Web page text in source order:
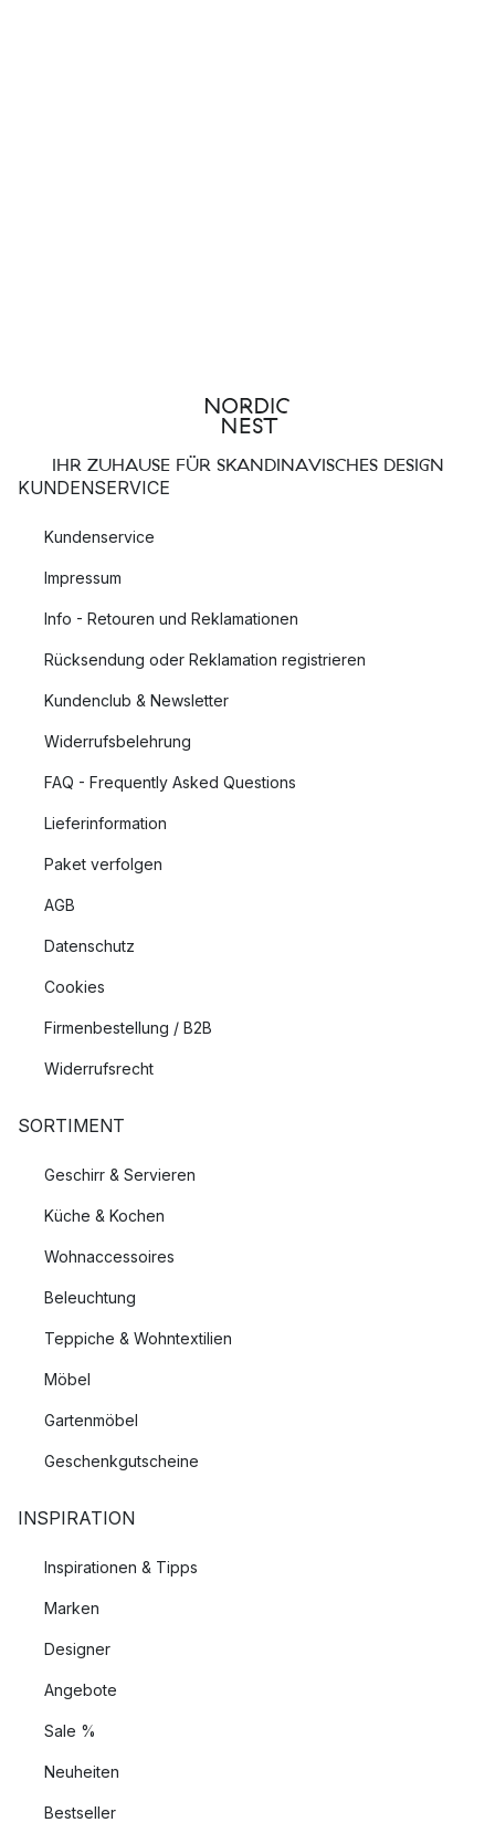
IHR ZUHAUSE FÜR SKANDINAVISCHES DESIGN
KUNDENSERVICE
Kundenservice
Impressum
Info - Retouren und Reklamationen
Rücksendung oder Reklamation registrieren
Kundenclub & Newsletter
Widerrufsbelehrung
FAQ - Frequently Asked Questions
Lieferinformation
Paket verfolgen
AGB
Datenschutz
Cookies
Firmenbestellung / B2B
Widerrufsrecht
SORTIMENT
Geschirr & Servieren
Küche & Kochen
Wohnaccessoires
Beleuchtung
Teppiche & Wohntextilien
Möbel
Gartenmöbel
Geschenkgutscheine
INSPIRATION
Inspirationen & Tipps
Marken
Designer
Angebote
Sale %
Neuheiten
Bestseller